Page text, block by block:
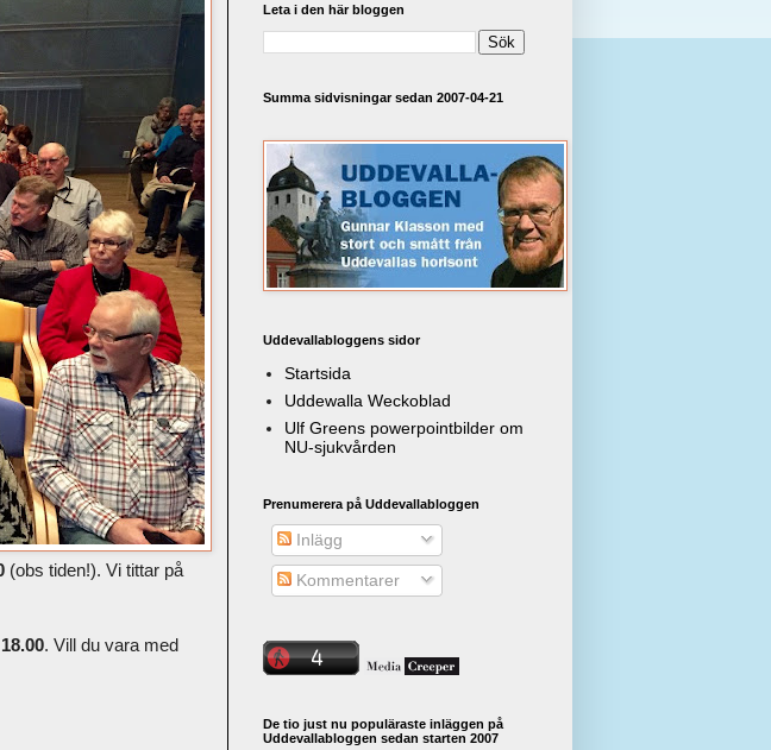
(obs tiden!). Vi tittar på
18.00. Vill du vara med
Leta i den här bloggen
Summa sidvisningar sedan 2007-04-21
Uddevallabloggens sidor
Startsida
Uddewalla Weckoblad
Ulf Greens powerpointbilder om
NU-sjukvården
Prenumerera på Uddevallabloggen
Inlägg
Kommentarer
De tio just nu populäraste inläggen på
Uddevallabloggen sedan starten 2007